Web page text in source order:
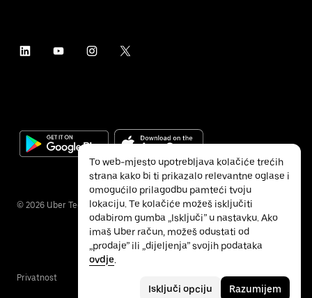
© 2026 Uber Technologies Inc.
Privatnost
To web-mjesto upotrebljava kolačiće trećih
strana kako bi ti prikazalo relevantne oglase i
omogućilo prilagodbu pamteći tvoju
lokaciju. Te kolačiće možeš isključiti
odabirom gumba „Isključi” u nastavku. Ako
imaš Uber račun, možeš odustati od
„prodaje” ili „dijeljenja” svojih podataka
ovdje.
Isključi opciju Razumijem